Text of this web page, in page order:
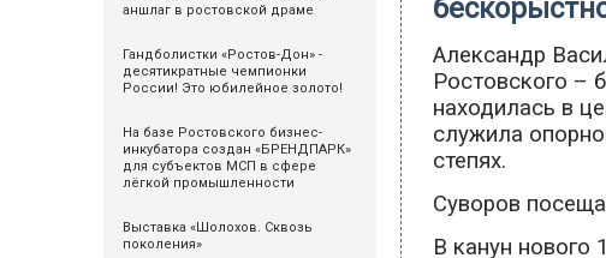
аншлаг в ростовской драме
Гандболистки «Ростов-Дон» -
десятикратные чемпионки
России! Это юбилейное золото!
На базе Ростовского бизнес-
инкубатора создан «БРЕНДПАРК»
для субъектов МСП в сфере
лёгкой промышленности
Выставка «Шолохов. Сквозь
поколения»
Александр
Ростовского –
находилась в
служила
степях.
Суворов
В канун нового